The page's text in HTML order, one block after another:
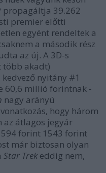
propagáltja 39.262
premier előtti
egyént rendeltek a
a második rész
az új. A 3D-s
több akadt)
nyitány #1
60,6 millió forintnak -
nagy arányú
hogy három
az átlagos jegyár
forint 1543 forint
már biztosan olyan
Star Trek eddig nem,